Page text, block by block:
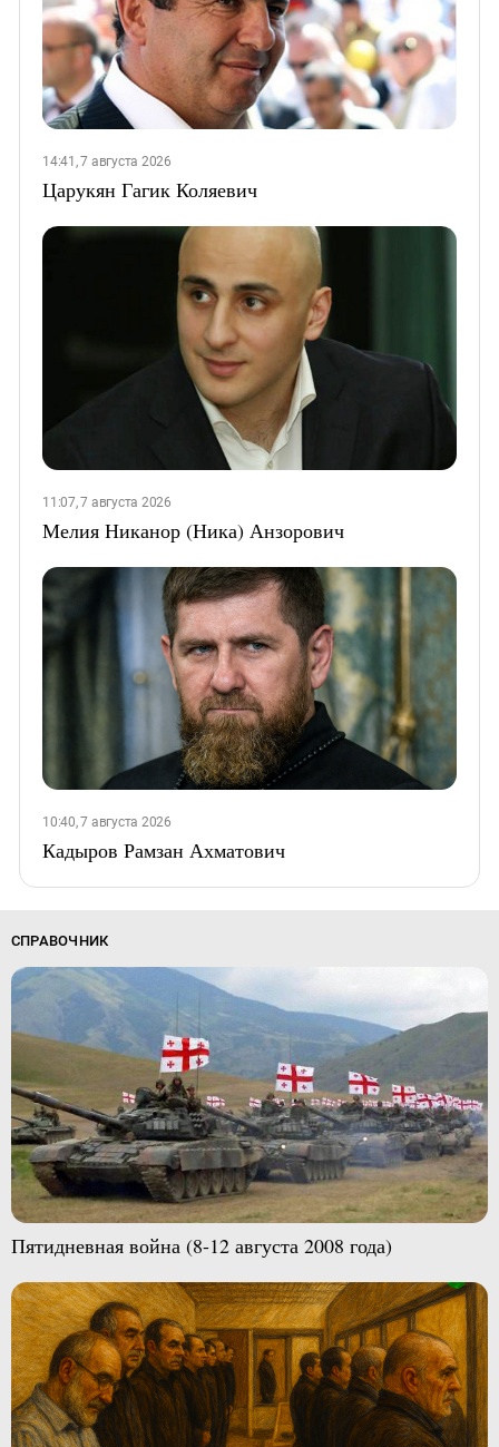
14:41, 7 августа 2026
Царукян Гагик Коляевич
11:07, 7 августа 2026
Мелия Никанор (Ника) Анзорович
10:40, 7 августа 2026
Кадыров Рамзан Ахматович
СПРАВОЧНИК
Пятидневная война (8-12 августа 2008 года)